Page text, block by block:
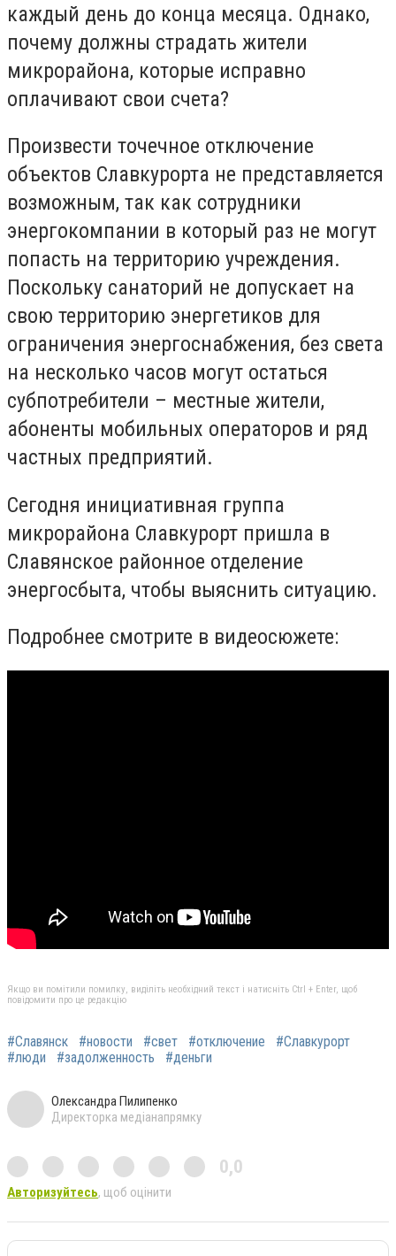
каждый день до конца месяца. Однако,
почему должны страдать жители
микрорайона, которые исправно
оплачивают свои счета?
Произвести точечное отключение
объектов Славкурорта не представляется
возможным, так как сотрудники
энергокомпании в который раз не могут
попасть на территорию учреждения.
Поскольку санаторий не допускает на
свою территорию энергетиков для
ограничения энергоснабжения, без света
на несколько часов могут остаться
субпотребители – местные жители,
абоненты мобильных операторов и ряд
частных предприятий.
Сегодня инициативная группа
микрорайона Славкурорт пришла в
Славянское районное отделение
энергосбыта, чтобы выяснить ситуацию.
Подробнее смотрите в видеосюжете:
Якщо ви помітили помилку, виділіть необхідний текст і натисніть Ctrl + Enter, щоб
повідомити про це редакцію
#Славянск #новости #свет #отключение
#Славкурорт
#люди
#задолженность #деньги
Олександра Пилипенко
Директорка медіанапрямку
0,0
Авторизуйтесь, щоб оцінити